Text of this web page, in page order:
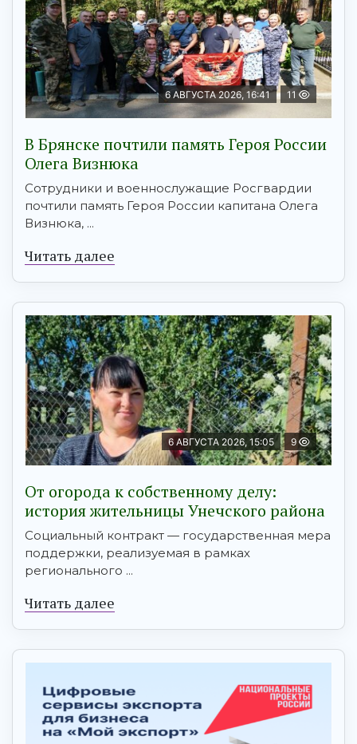
6 АВГУСТА 2026, 16:41 11
В Брянске почтили память Героя России
Олега Визнюка
Сотрудники и военнослужащие Росгвардии
почтили память Героя России капитана Олега
Визнюка, ...
Читать далее
6 АВГУСТА 2026, 15:05 9
От огорода к собственному делу:
история жительницы Унечского района
Социальный контракт — государственная мера
поддержки, реализуемая в рамках
регионального ...
Читать далее